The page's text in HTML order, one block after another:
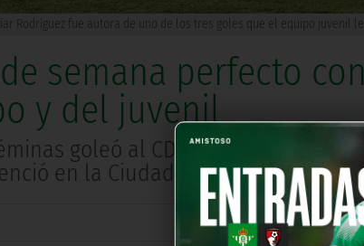
Rodríguez fue autora de uno de los tres goles que el equipo juvenil le
de semana perfecto
y del juvenil
goleó al CD Híspalis en
en la Ciudad Deportiva al